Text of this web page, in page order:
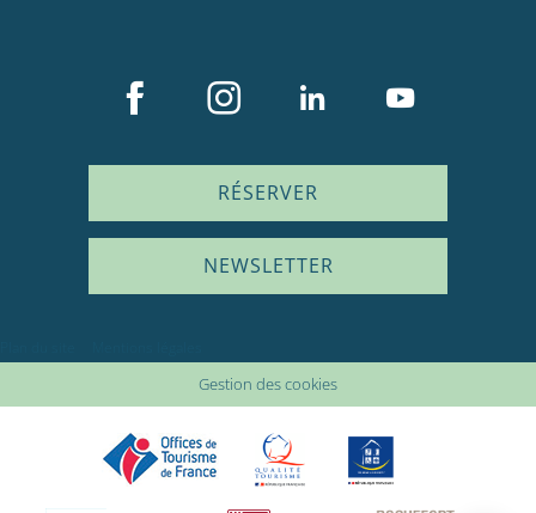
Description
RÉSERVER
NEWSLETTER
Gestion des cookies